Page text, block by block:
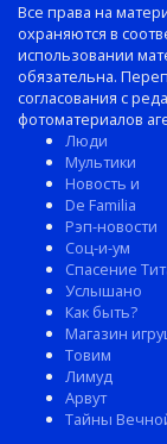
Все права на
охраняются в
использовании
обязательна.
согласования с
фотоматериалов
Люди
Мультики
Новость и
De Familia
Рэп-новости
Соц-и-ум
Спасение
Услышано
Как быть?
Магазин
Товим
Лимуд
Арвут
Тайны